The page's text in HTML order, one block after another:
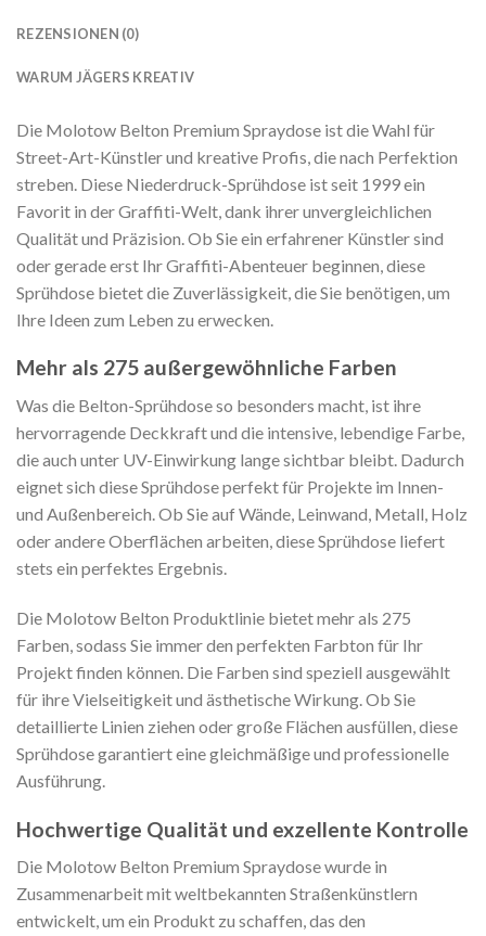
REZENSIONEN (0)
WARUM JÄGERS KREATIV
Die Molotow Belton Premium Spraydose ist die Wahl für
Street-Art-Künstler und kreative Profis, die nach Perfektion
streben. Diese Niederdruck-Sprühdose ist seit 1999 ein
Favorit in der Graffiti-Welt, dank ihrer unvergleichlichen
Qualität und Präzision. Ob Sie ein erfahrener Künstler sind
oder gerade erst Ihr Graffiti-Abenteuer beginnen, diese
Sprühdose bietet die Zuverlässigkeit, die Sie benötigen, um
Ihre Ideen zum Leben zu erwecken.
Mehr als 275 außergewöhnliche Farben
Was die Belton-Sprühdose so besonders macht, ist ihre
hervorragende Deckkraft und die intensive, lebendige Farbe,
die auch unter UV-Einwirkung lange sichtbar bleibt. Dadurch
eignet sich diese Sprühdose perfekt für Projekte im Innen-
und Außenbereich. Ob Sie auf Wände, Leinwand, Metall, Holz
oder andere Oberflächen arbeiten, diese Sprühdose liefert
stets ein perfektes Ergebnis.
Die Molotow Belton Produktlinie bietet mehr als 275
Farben, sodass Sie immer den perfekten Farbton für Ihr
Projekt finden können. Die Farben sind speziell ausgewählt
für ihre Vielseitigkeit und ästhetische Wirkung. Ob Sie
detaillierte Linien ziehen oder große Flächen ausfüllen, diese
Sprühdose garantiert eine gleichmäßige und professionelle
Ausführung.
Hochwertige Qualität und exzellente Kontrolle
Die Molotow Belton Premium Spraydose wurde in
Zusammenarbeit mit weltbekannten Straßenkünstlern
entwickelt, um ein Produkt zu schaffen, das den